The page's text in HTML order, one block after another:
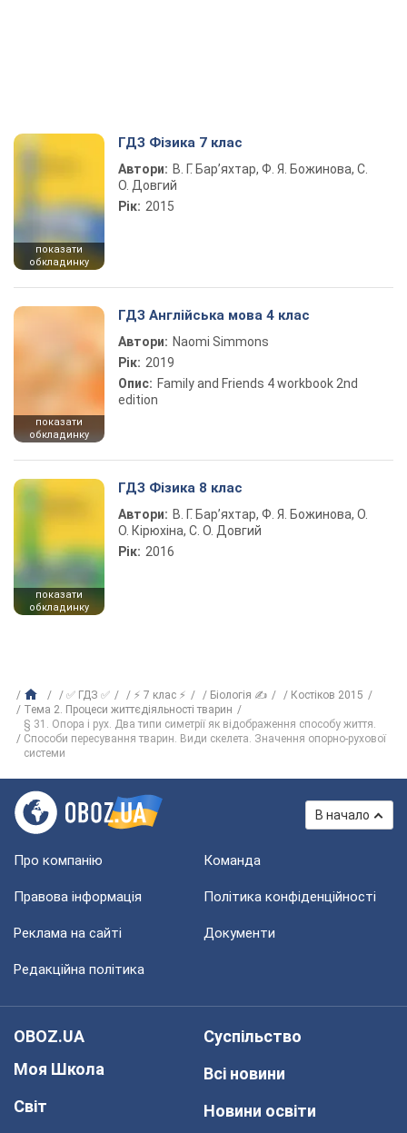
показати
обкладинку
ГДЗ Фізика 7 клас
Автори: В. Г. Бар’яхтар, Ф. Я. Божинова, С.
О. Довгий
Рік: 2015
показати
обкладинку
ГДЗ Англійська мова 4 клас
Автори: Naomi Simmons
Рік: 2019
Опис: Family and Friends 4 workbook 2nd
edition
показати
обкладинку
ГДЗ Фізика 8 клас
Автори: В. Г. Бар’яхтар, Ф. Я. Божинова, О.
О. Кірюхіна, С. О. Довгий
Рік: 2016
✅ ГДЗ ✅ ⚡ 7 клас ⚡ Біологія ✍
Костіков 2015
Тема 2. Процеси життєдіяльності тварин
§ 31. Опора і рух. Два типи симетрії як відображення способу життя.
Способи пересування тварин. Види скелета. Значення опорно-рухової
системи
В начало
Про компанію Команда
Правова інформація Політика конфіденційності
Реклама на сайті Документи
Редакційна політика
OBOZ.UA
Моя Школа
Світ
Суспільство
Всі новини
Новини освіти